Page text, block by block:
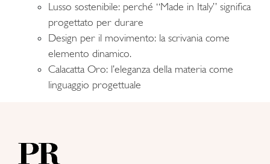
Lusso sostenibile: perché “Made in Italy” significa
progettato per durare
Design per il movimento: la scrivania come
elemento dinamico.
Calacatta Oro: l’eleganza della materia come
linguaggio progettuale